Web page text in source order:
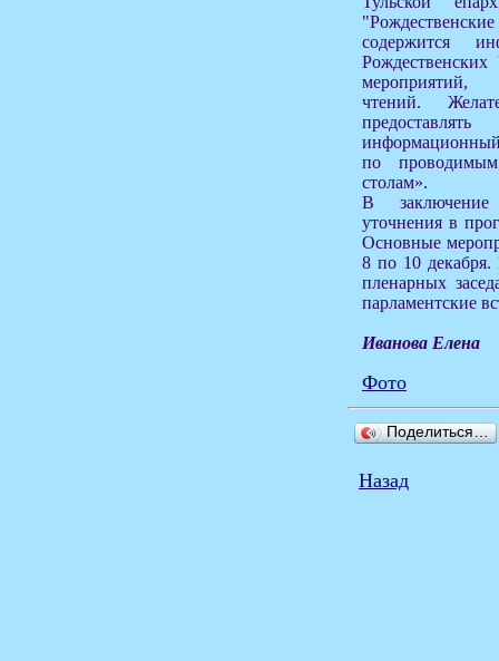
содержится
мероприятий,
чтений.
по
столам».
В
уточнения в
Основные
8 по 10
пленарных
парламентские
Иванова Елена
Фото
Поделиться…
Назад